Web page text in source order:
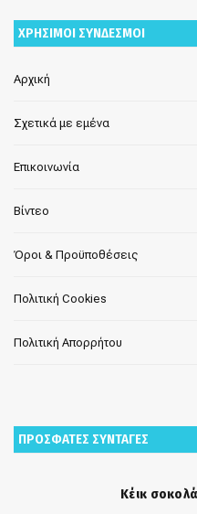
ΧΡΗΣΙΜΟΙ ΣΥΝΔΕΣΜΟΙ
Αρχική
Σχετικά με εμένα
Επικοινωνία
Βίντεο
Όροι & Προϋποθέσεις
Πολιτική Cookies
Πολιτική Απορρήτου
ΠΡΟΣΦΑΤΕΣ ΣΥΝΤΑΓΕΣ
Κέικ